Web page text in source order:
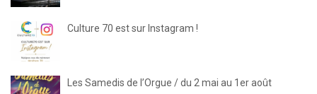
Culture 70 est sur Instagram !
Les Samedis de l’Orgue / du 2 mai au 1er août